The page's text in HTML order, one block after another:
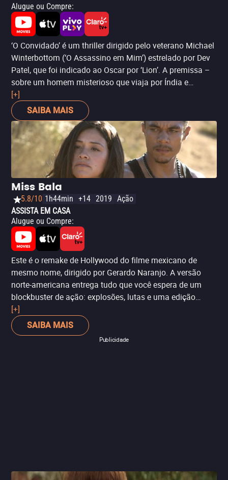
Alugue ou Compre:
‘O Convidado’ é um thriller dirigido pelo veterano Michael
Winterbottom (‘O Assassino em Mim’) estrelado por Dev
Patel, que foi indicado ao Oscar por ‘Lion’. A premissa –
sobre um homem misterioso que viaja por Índia e
Paquistão para sequestrar uma noiva – é bastante
interessante, inclusive mostrando o choque de culturas e
as bases de uma sociedade controlada pelos homens.
No entanto, o resultado final tem suas escorregadas,
principalmente nas tentativas de elevar o suspense.
Ainda assim, é um longa-metragem que merece ser visto.
Trata-se de mais uma estreia da semana que não passou
pelo circuito comercial dos cinemas e chega direto para
o streaming.
[+]
SAIBA MAIS
Miss Bala
5.8/10 1h44min +14 2019 Ação
ASSISTA EM CASA
Alugue ou Compre:
Este é o remake de Hollywood do filme mexicano de
mesmo nome, dirigido por Gerardo Naranjo. A versão
norte-americana entrega tudo que você espera de um
blockbuster de ação: explosões, lutas e uma edição
rápida. Vale destacar o grande trabalho do elenco, em
particular Gina Rodriguez (‘Jane the Virgin’) e Anthony
Mackie. É outra estreia da semana que chega direto para
[+]
SAIBA MAIS
Publicidade